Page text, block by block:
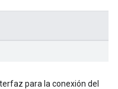
para la conexión del